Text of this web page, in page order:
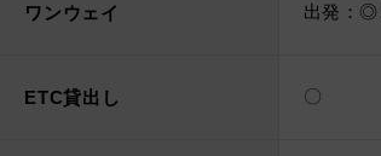
ワンウェイ 出発：
ETC貸出し 〇